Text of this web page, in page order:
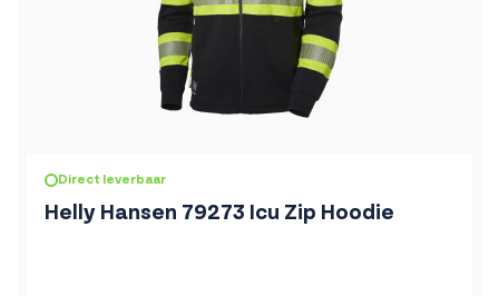
Direct leverbaar
Helly Hansen 79273 Icu Zip Hoodie
De prijs is afhankelijk van de gekozen opties op de